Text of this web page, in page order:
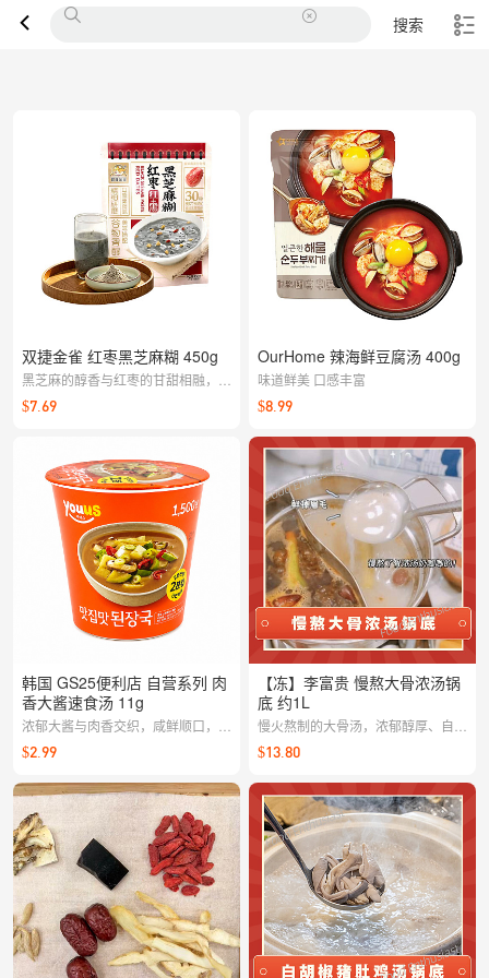
搜索
双捷金雀 红枣黑芝麻糊 450g
黑芝麻的醇香与红枣的甘甜相融，细
腻易冲不易结块，口感顺滑。早餐或
夜宵来一杯，温润好喝更满足。
$7.69
韩国 GS25便利店 自营系列 肉
香大酱速食汤 11g
浓郁大酱与肉香交织，咸鲜顺口，充
满家常韩味；小袋便携，随时随地冲
泡一碗地道汤品。
$2.99
OurHome 辣海鲜豆腐汤 400g
味道鲜美 口感丰富
$8.99
【冻】李富贵 慢熬大骨浓汤锅
底 约1L
慢火熬制的大骨汤，浓郁醇厚、自然
鲜香，
$13.80